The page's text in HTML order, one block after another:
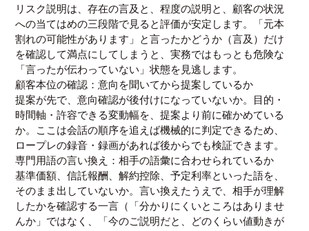
リスク説明は、存在の言及と、程度の説明と、顧客の状況
への当てはめの三段階で見ると評価が安定します。「元本
割れの可能性があります」と言ったかどうか（言及）だけ
を確認して満点にしてしまうと、実務ではもっとも危険な
「言ったが伝わっていない」状態を見逃します。
顧客本位の確認：意向を聞いてから提案しているか
提案が先で、意向確認が後付けになっていないか。目的・
時間軸・許容できる変動幅を、提案より前に確かめている
か。ここは会話の順序を追えば機械的に判定できるため、
ロープレの録音・録画があれば後からでも検証できます。
専門用語の言い換え：相手の語彙に合わせられているか
基準価額、信託報酬、解約控除、予定利率といった語を、
そのまま出していないか。言い換えたうえで、相手が理解
したかを確認する一言（「分かりにくいところはありませ
んか」ではなく、「今のご説明だと、どのくらい値動きが